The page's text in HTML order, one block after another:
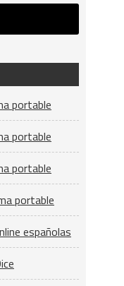
portable
portable
portable
portable
españolas